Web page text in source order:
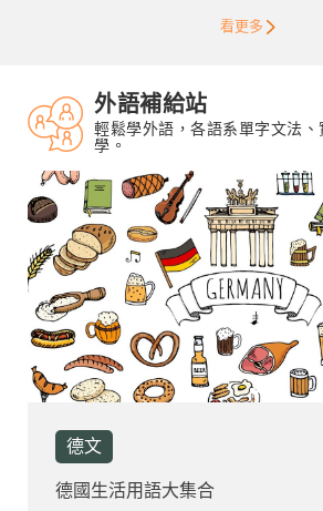
看更多
外語補給站
輕鬆學外語，各語系單字文法
學。
德文
德國生活用語大集合